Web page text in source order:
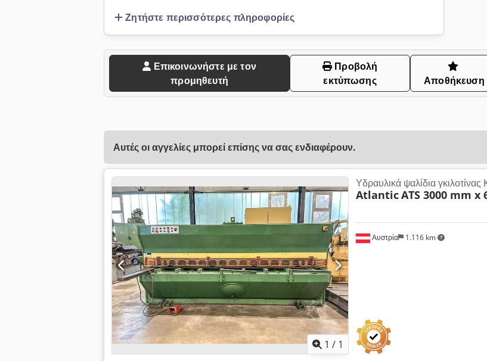
Ζητήστε περισσότερες πληροφορίες
προμηθευτή
Προβολή
εκτύπωσης
Αποθήκευση
Αυτές οι αγγελίες μπορεί επίσης να σας ενδιαφέρουν.
1 / 1
Αυστρία 1.116 km
Υδραυλικά ψαλίδια
AtlanticATS 3000 mm x